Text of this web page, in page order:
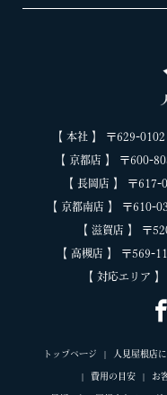
【 本社 】 〒629-
【 京都店 】 〒600-
【 長岡店 】 〒
【 京都南店 】 〒610-
【 滋賀店 】 〒
【 高槻店 】 〒569-
【 対応エリア
トップページ 人見屋根店
費用の目安 お